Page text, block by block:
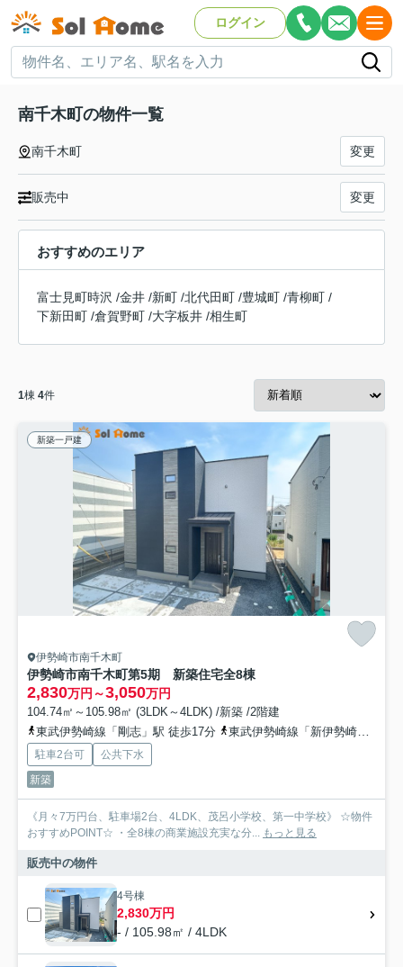
ログイン
南千木町の物件一覧
南千木町 変更
販売中 変更
おすすめのエリア
富士見町時沢 /金井 /新町 /北代田町 /豊城町 /青柳町 /
下新田町 /倉賀野町 /大字板井 /相生町
1棟 4件
新築一戸建
伊勢崎市南千木町
伊勢崎市南千木町第5期 新築住宅全8棟
2,830万円～3,050万円
104.74㎡～105.98㎡ (3LDK～4LDK) /新築 /2階建
東武伊勢崎線「剛志」駅 徒歩17分
東武伊勢崎線「新伊勢崎」駅 徒歩50分
駐車2台可
公共下水
新築
《月々7万円台、駐車場2台、4LDK、茂呂小学校、第一中学校》 ☆物件
おすすめPOINT☆ ・全8棟の商業施設充実な分... もっと見る
販売中の物件
4号棟
2,830万円
- / 105.98㎡ / 4LDK